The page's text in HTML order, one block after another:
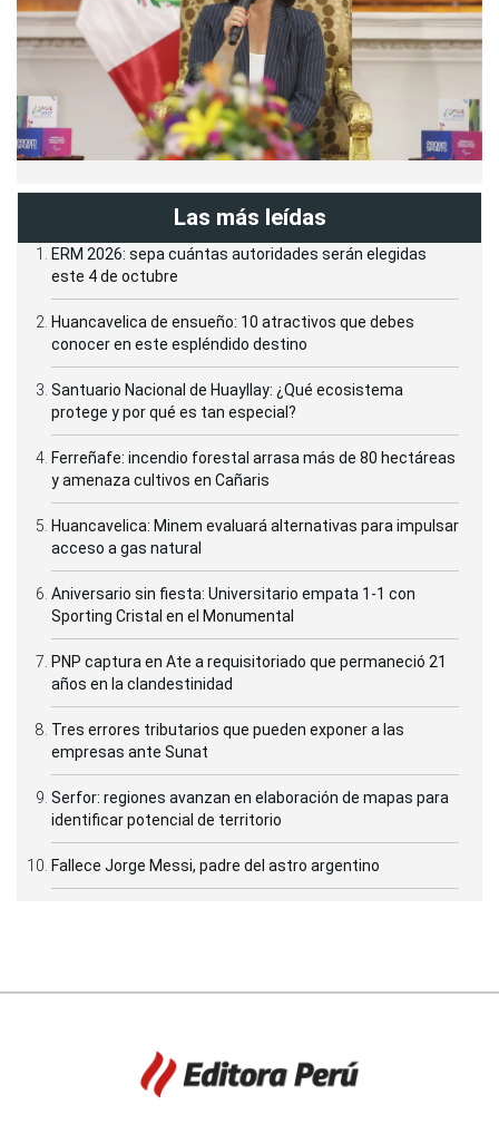
Las más leídas
ERM 2026: sepa cuántas autoridades serán elegidas
este 4 de octubre
Huancavelica de ensueño: 10 atractivos que debes
conocer en este espléndido destino
Santuario Nacional de Huayllay: ¿Qué ecosistema
protege y por qué es tan especial?
Ferreñafe: incendio forestal arrasa más de 80 hectáreas
y amenaza cultivos en Cañaris
Huancavelica: Minem evaluará alternativas para impulsar
acceso a gas natural
Aniversario sin fiesta: Universitario empata 1-1 con
Sporting Cristal en el Monumental
PNP captura en Ate a requisitoriado que permaneció 21
años en la clandestinidad
Tres errores tributarios que pueden exponer a las
empresas ante Sunat
Serfor: regiones avanzan en elaboración de mapas para
identificar potencial de territorio
Fallece Jorge Messi, padre del astro argentino